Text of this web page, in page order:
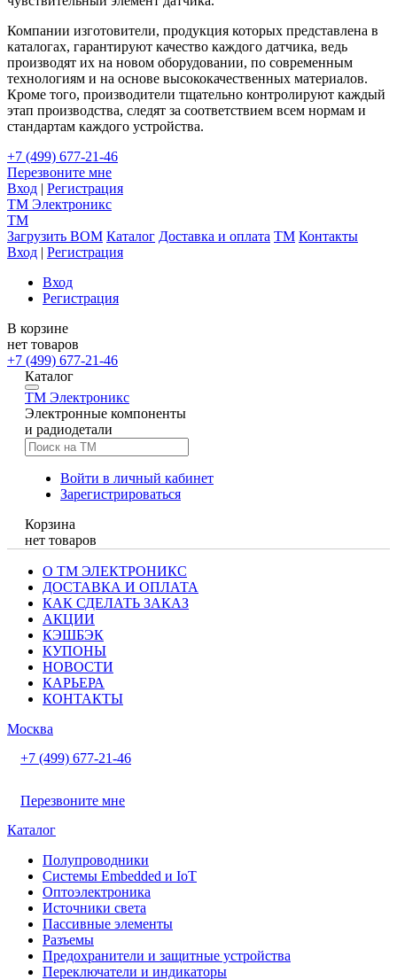
Компании изготовители, продукция которых представлена в
каталогах, гарантируют качество каждого датчика, ведь
производят их на новом оборудовании, по современным
технологиям и на основе высококачественных материалов.
Кроме того, производители тщательно контролируют каждый
этап производства, следят за соответствием всем нормам и
стандартам каждого устройства.
+7 (499) 677-21-46
Перезвоните мне
Вход | Регистрация
TM Электроникс
TM
Загрузить BOM Каталог Доставка и оплата TM Контакты
Вход | Регистрация
Вход
Регистрация
В корзине
нет товаров
+7 (499) 677-21-46
Каталог
TM Электроникс
Электронные компоненты
и радиодетали
Войти в личный кабинет
Зарегистрироваться
Корзина
нет товаров
О ТМ ЭЛЕКТРОНИКС
ДОСТАВКА И ОПЛАТА
КАК СДЕЛАТЬ ЗАКАЗ
АКЦИИ
КЭШБЭК
КУПОНЫ
НОВОСТИ
КАРЬЕРА
КОНТАКТЫ
Москва
+7 (499) 677-21-46
Перезвоните мне
Каталог
Полупроводники
Системы Embedded и IoT
Oптоэлектроника
Источники света
Пассивные элементы
Разъeмы
Предохранители и защитные устройства
Переключатели и индикаторы